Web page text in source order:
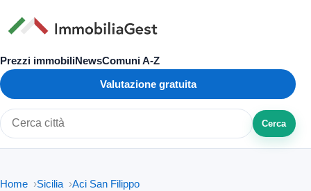
Prezzi immobiliNewsComuni A-Z
Valutazione gratuita
Cerca città o zona
Cerca
Home Sicilia Aci San Filippo